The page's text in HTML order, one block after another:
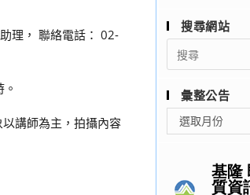
理， 聯絡電話： 02-
講師為主，拍攝內容
搜尋網站
Search
for:
彙整公告
整
選取月份